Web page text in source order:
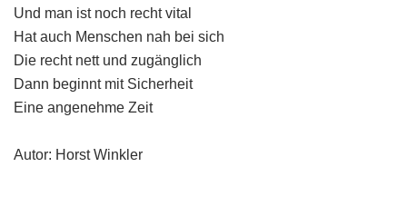
Und man ist noch recht vital
Hat auch Menschen nah bei sich
Die recht nett und zugänglich
Dann beginnt mit Sicherheit
Eine angenehme Zeit
Autor: Horst Winkler